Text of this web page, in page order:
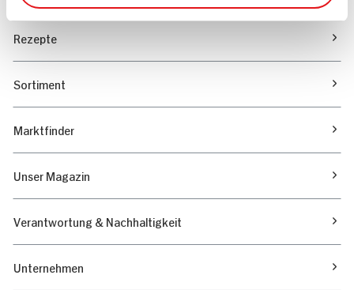
Rezepte
Sortiment
Marktfinder
Unser Magazin
Verantwortung & Nachhaltigkeit
Unternehmen